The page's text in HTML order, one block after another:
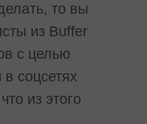
то вы
из Buffer
с целью
в соцсетях
из этого